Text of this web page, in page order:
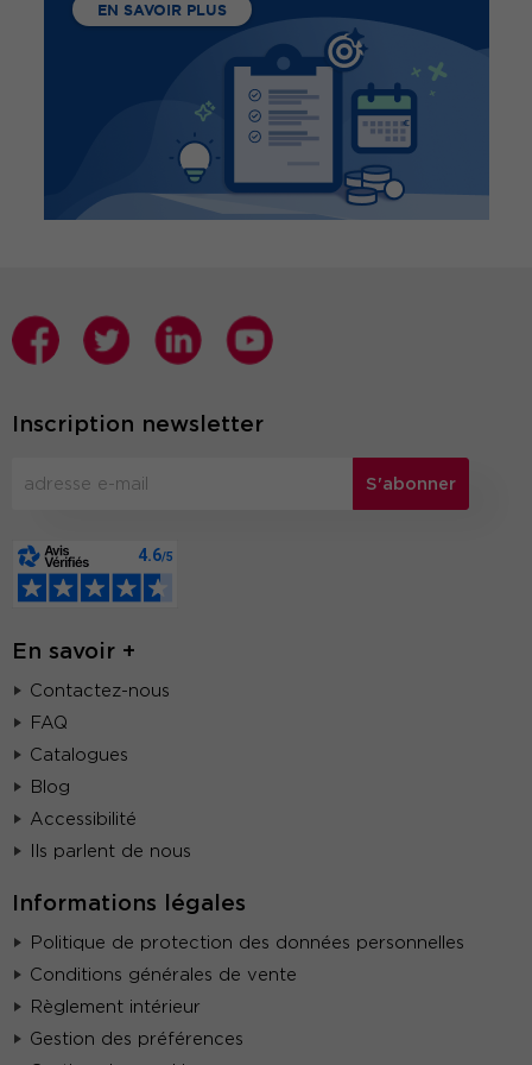
EN SAVOIR PLUS
Inscription newsletter
S'abonner
En savoir +
Contactez-nous
FAQ
Catalogues
Blog
Accessibilité
Ils parlent de nous
Informations légales
Politique de protection des données personnelles
Conditions générales de vente
Règlement intérieur
Gestion des préférences